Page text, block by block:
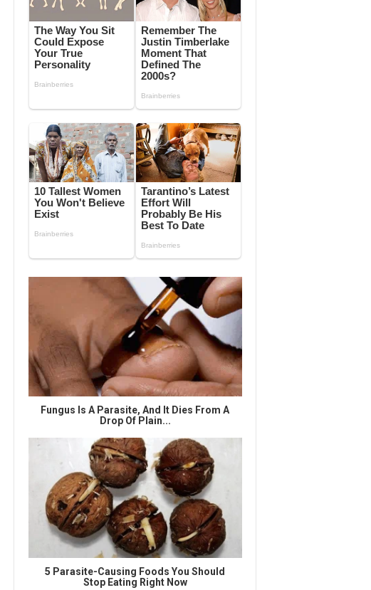
Fungus Is A Parasite, And It Dies From A
Drop Of Plain...
5 Parasite-Causing Foods You Should
Stop Eating Right Now